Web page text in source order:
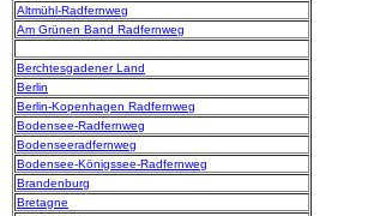
Altmühl-Radfernweg
Am Grünen Band Radfernweg
Berchtesgadener Land
Berlin
Berlin-Kopenhagen Radfernweg
Bodensee-Radfernweg
Bodenseeradfernweg
Bodensee-Königssee-Radfernweg
Brandenburg
Bretagne